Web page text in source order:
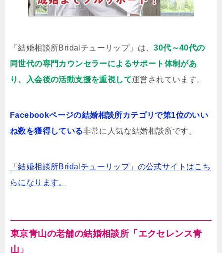
「結婚相談所Bridalチューリップ」は、30代～40代の
同世代の専門カウンセラーによるサポート体制があ
り、入会後の活動支援を重視して運営されています。
Facebookページの結婚相談所カテゴリで第1位のいい
ね数を獲得している非常に人気な結婚相談所です。
「結婚相談所Bridalチューリップ」の公式サイトはこち
らになります。
東京青山の老舗の結婚相談所「エクセレンス青
山」